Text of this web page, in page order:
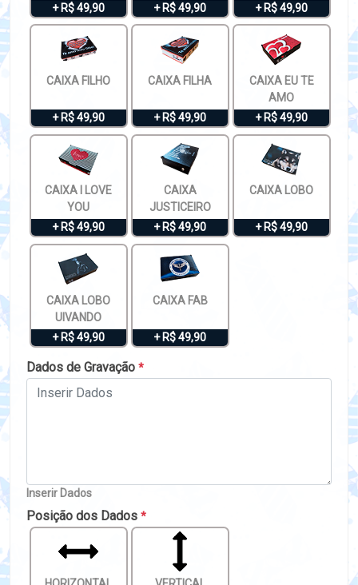
+ R$ 49,90
+ R$ 49,90
+ R$ 49,90
CAIXA FILHO
+ R$ 49,90
CAIXA FILHA
+ R$ 49,90
CAIXA EU TE
AMO
+ R$ 49,90
CAIXA I LOVE
YOU
+ R$ 49,90
CAIXA
JUSTICEIRO
+ R$ 49,90
CAIXA LOBO
+ R$ 49,90
CAIXA LOBO
UIVANDO
+ R$ 49,90
CAIXA FAB
+ R$ 49,90
Dados de Gravação *
Inserir Dados
Posição dos Dados *